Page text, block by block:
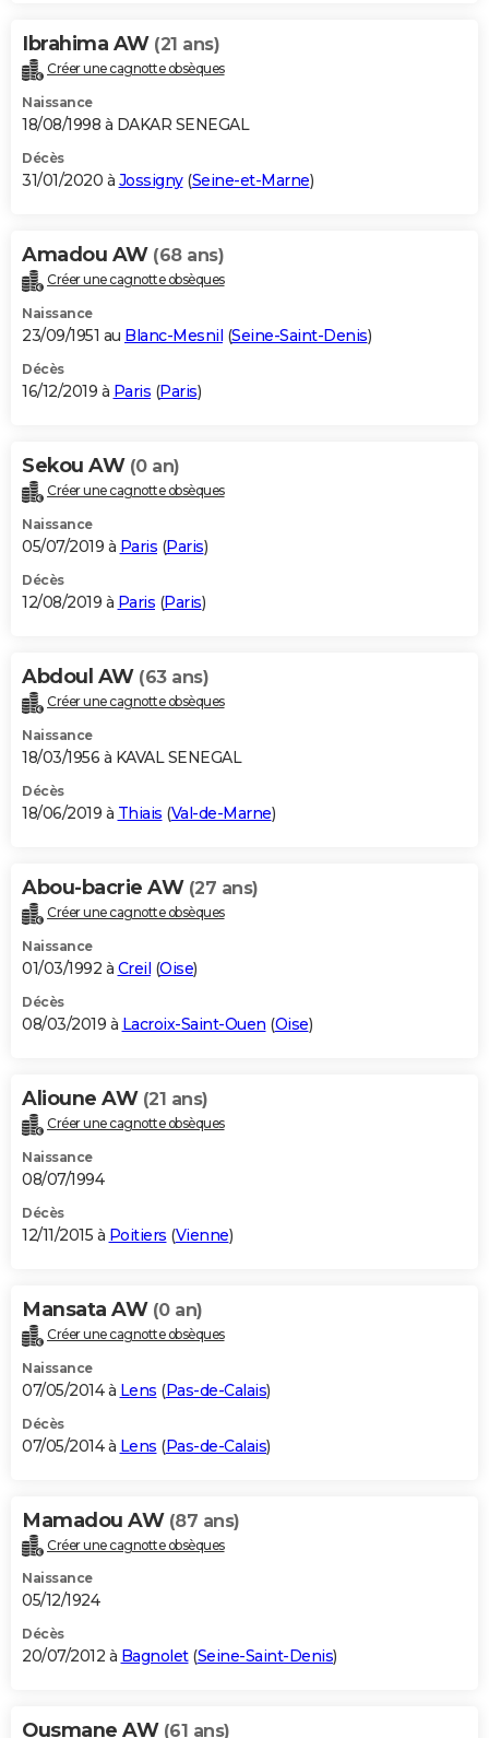
Ibrahima AW (21 ans)
Créer une cagnotte obsèques
Naissance
18/08/1998 à DAKAR SENEGAL
Décès
31/01/2020 à Jossigny(Seine-et-Marne)
Amadou AW (68 ans)
Créer une cagnotte obsèques
Naissance
23/09/1951 au Blanc-Mesnil (Seine-Saint-Denis)
Décès
16/12/2019 à Paris (Paris)
Sekou AW (0 an)
Créer une cagnotte obsèques
Naissance
05/07/2019 à Paris (Paris)
Décès
12/08/2019 à Paris (Paris)
Abdoul AW (63 ans)
Créer une cagnotte obsèques
Naissance
18/03/1956 à KAVAL SENEGAL
Décès
18/06/2019 à Thiais (Val-de-Marne)
Abou-bacrie AW (27 ans)
Créer une cagnotte obsèques
Naissance
01/03/1992 à Creil (Oise)
Décès
08/03/2019 à Lacroix-Saint-Ouen (Oise)
Alioune AW (21 ans)
Créer une cagnotte obsèques
Naissance
08/07/1994
Décès
12/11/2015 à Poitiers (Vienne)
Mansata AW (0 an)
Créer une cagnotte obsèques
Naissance
07/05/2014 à Lens (Pas-de-Calais)
Décès
07/05/2014 à Lens (Pas-de-Calais)
Mamadou AW (87 ans)
Créer une cagnotte obsèques
Naissance
05/12/1924
Décès
20/07/2012 à Bagnolet(Seine-Saint-Denis)
Ousmane AW (61 ans)